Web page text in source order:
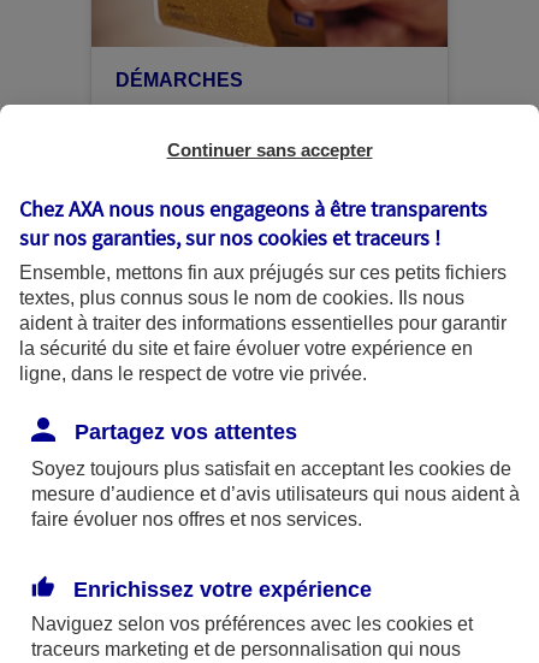
DÉMARCHES
DÉMARCHES
Continuer sans accepter
Chez AXA nous nous engageons à être transparents
sur nos garanties, sur noscookies et traceurs !
Ensemble, mettons fin aux préjugés sur ces petits fichiers
textes, plus connus sous le nom de cookies. Ils nous
aident à traiter des informations essentielles pour garantir
la sécurité du site et faire évoluer votre expérience en
ligne, dans le respect de votre vie privée.
Partagez vos attentes
Soyez toujours plus satisfait en acceptant les cookies de
mesure d’audience et d’avis utilisateurs qui nous aident à
faire évoluer nos offres et nos services.
Enrichissez votre expérience
Naviguez selon vos préférences avec les cookies et
traceurs marketing et de personnalisation qui nous